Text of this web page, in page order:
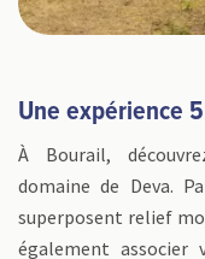
Une expérience
À Bourail,
domaine de Deva.
superposent relief
également